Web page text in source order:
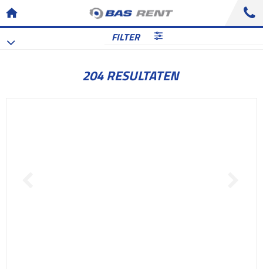
FILTER
204 RESULTATEN